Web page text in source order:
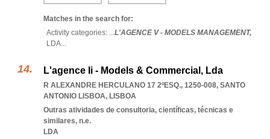
Matches in the search for:
Activity categories: ...L'AGENCE V - MODELS MANAGEMENT,
LDA...
L'agence Ii - Models & Commercial, Lda
R ALEXANDRE HERCULANO 17 2ºESQ., 1250-008, SANTO
ANTONIO LISBOA, LISBOA
Outras atividades de consultoria, científicas, técnicas e
similares, n.e.
LDA